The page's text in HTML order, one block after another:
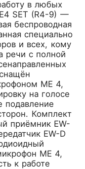
в любых
SET (R4-9) —
беспроводная
специально
и всех, кому
речи с полной
ME 4,
на голосе
подавление
Комплект
приёмник EW-
EW-D
ME 4,
к работе